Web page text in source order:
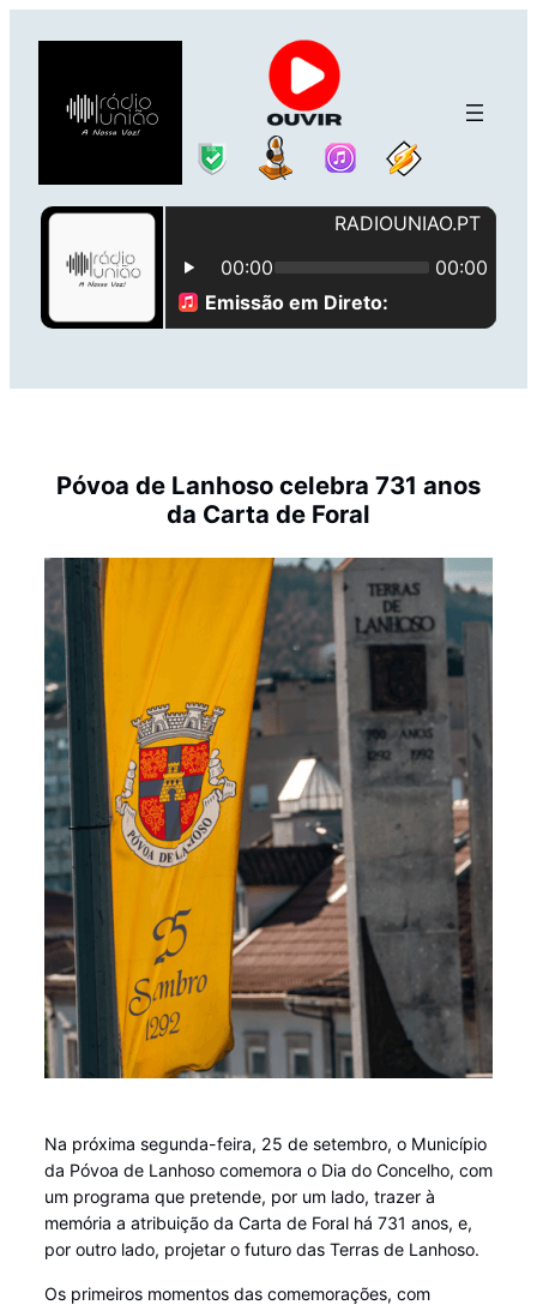
para
conteúdo
Póvoa de Lanhoso celebra 731 anos
da Carta de Foral
Na próxima segunda-feira, 25 de setembro, o Município
da Póvoa de Lanhoso comemora o Dia do Concelho, com
um programa que pretende, por um lado, trazer à
memória a atribuição da Carta de Foral há 731 anos, e,
por outro lado, projetar o futuro das Terras de Lanhoso.
Os primeiros momentos das comemorações, com